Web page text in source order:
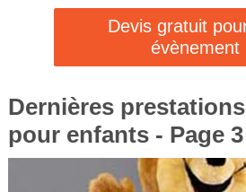
Devis gratuit
évènement
Dernières
pour enfants - Page 3